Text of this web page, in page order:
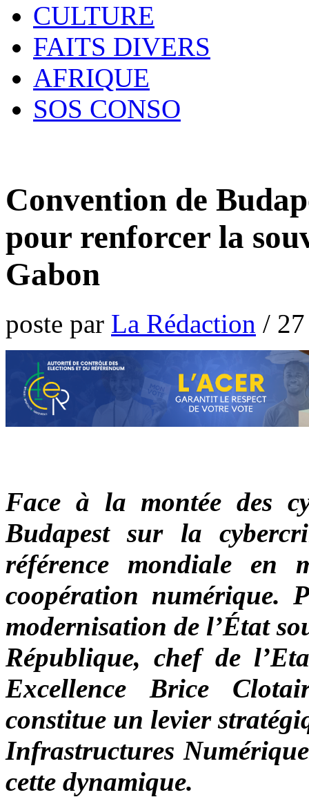
CULTURE
FAITS DIVERS
AFRIQUE
SOS CONSO
Convention de
pour renforcer la
Gabon
poste par La Rédaction /
Face à la montée des
Budapest sur la
référence mondiale en
coopération numérique.
modernisation de l’État
République, chef de
Excellence Brice
constitue un levier
Infrastructures
cette dynamique.